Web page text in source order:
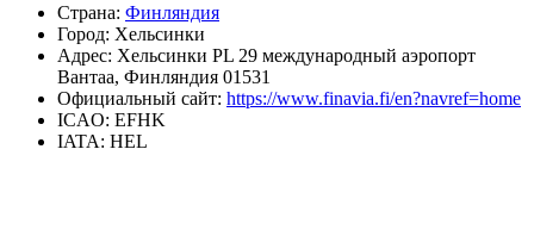
Страна: Финляндия
Город: Хельсинки
Адрес: Хельсинки PL 29 международный аэропорт
Вантаа, Финляндия 01531
Официальный сайт: https://www.finavia.fi/en?navref=home
ICAO: EFHK
IATA: HEL